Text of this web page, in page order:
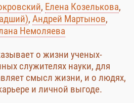
, Елена Козелькова,
, Андрей Мартынов,
Немоляева
о жизни ученых-
служителях науки, для
смысл жизни, и о людях,
и личной выгоде.